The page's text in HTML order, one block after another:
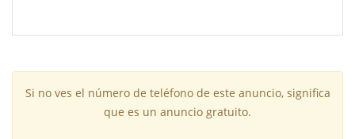
Si no ves el número de teléfono de este anuncio, significa
que es un anuncio gratuito.